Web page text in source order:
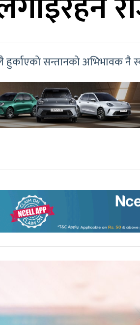
सन्तानको अभिभावक नै